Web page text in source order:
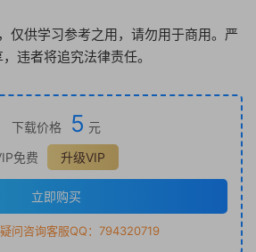
仅供学习参考之用，请勿用于商用。严
违者将追究法律责任。
下载价格 5 元
免费
升级VIP
立即购买
问咨询客服QQ：794320719